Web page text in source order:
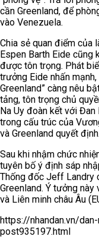
cần Greenland, để
vào Venezuela.
Chia sẻ quan điểm của
Espen Barth Eide cũng
được tôn trọng. Phát
trưởng Eide nhấn
Greenland” càng nêu
tảng, tôn trọng chủ
Na Uy đoàn kết với
trong cấu trúc của
và Greenland quyết định.
Sau khi nhậm chức
tuyên bố ý định sáp
Thống đốc Jeff Landry
Greenland. Ý tưởng
và Liên minh châu Âu
https://nhandan.vn/
post935197.html